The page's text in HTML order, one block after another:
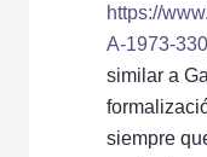
https://
A-1973-330
similar a
siempre